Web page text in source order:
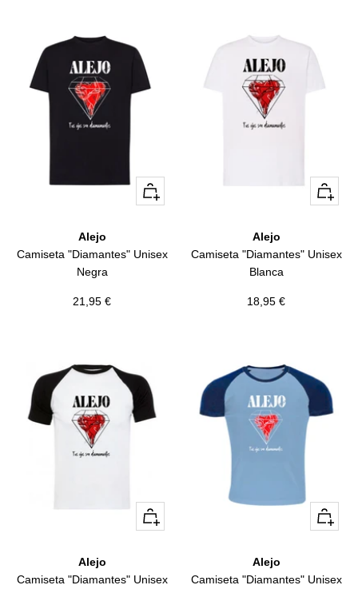
Vista
rápida
Alejo
Camiseta "Diamantes" Unisex
Negra
Precio
21,95 €
Vista
rápida
Alejo
Camiseta "Diamantes" Unisex
Blanca
Precio
18,95 €
Vista
rápida
Alejo
Camiseta "Diamantes" Unisex
Vista
rápida
Alejo
Camiseta "Diamantes" Unisex